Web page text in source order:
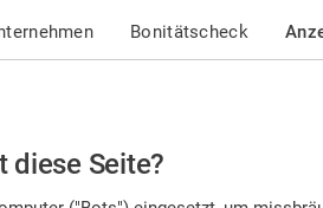
Bonitätscheck
diese Seite?